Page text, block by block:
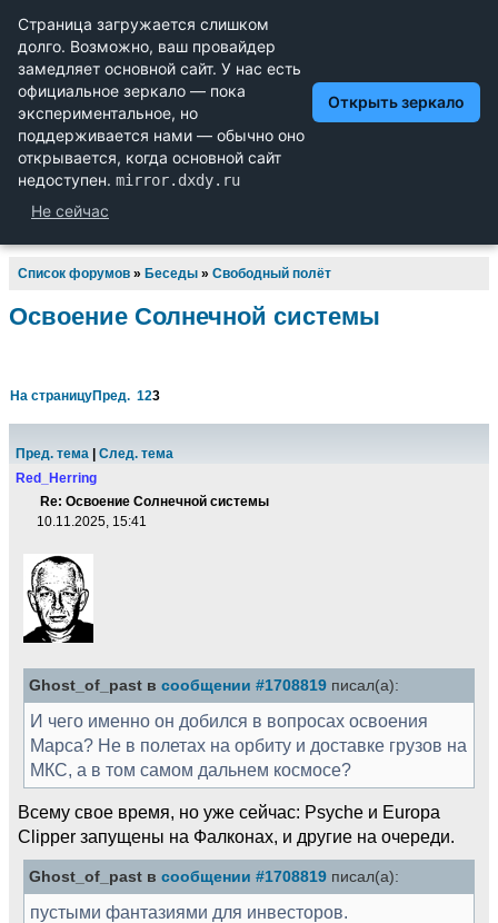
Научный форум dxdy
Математика, Физика, Computer Science, Machine Learning,
LaTeX, Механика и Техника, Химия,
Биология и Медицина, Экономика и Финансовая
Математика, Гуманитарные науки
Список форумов » Беседы » Свободный полёт
Освоение Солнечной системы
На страницуПред. 123
Пред. тема
След. тема
Red_Herring
Re: Освоение Солнечной системы
10.11.2025, 15:41
Ghost_of_past в сообщении #1708819 писал(а):
И чего именно он добился в вопросах освоения
Марса? Не в полетах на орбиту и доставке грузов на
МКС, а в том самом дальнем космосе?
Всему свое время, но уже сейчас: Psyche и Europa
Clipper запущены на Фалконах, и другие на очереди.
Ghost_of_past в сообщении #1708819 писал(а):
пустыми фантазиями для инвесторов.